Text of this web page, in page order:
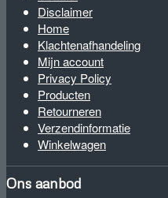
Disclaimer
Home
Klachtenafhandeling
Mijn account
Privacy Policy
Producten
Retourneren
Verzendinformatie
Winkelwagen
Ons aanbod